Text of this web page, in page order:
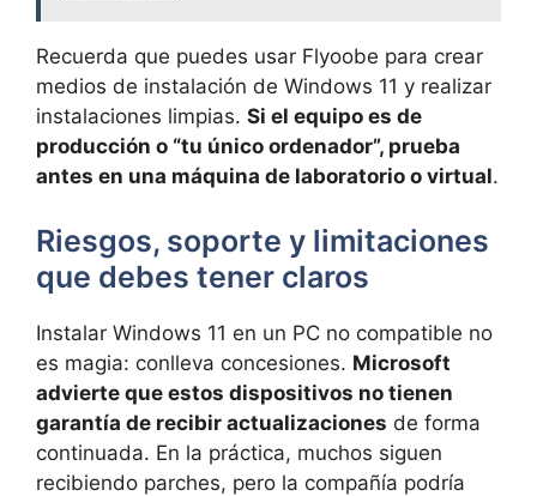
Recuerda que puedes usar Flyoobe para crear
medios de instalación de Windows 11 y realizar
instalaciones limpias. Si el equipo es de
producción o “tu único ordenador”, prueba
antes en una máquina de laboratorio o virtual.
Riesgos, soporte y limitaciones
que debes tener claros
Instalar Windows 11 en un PC no compatible no
es magia: conlleva concesiones. Microsoft
advierte que estos dispositivos no tienen
garantía de recibir actualizaciones de forma
continuada. En la práctica, muchos siguen
recibiendo parches, pero la compañía podría